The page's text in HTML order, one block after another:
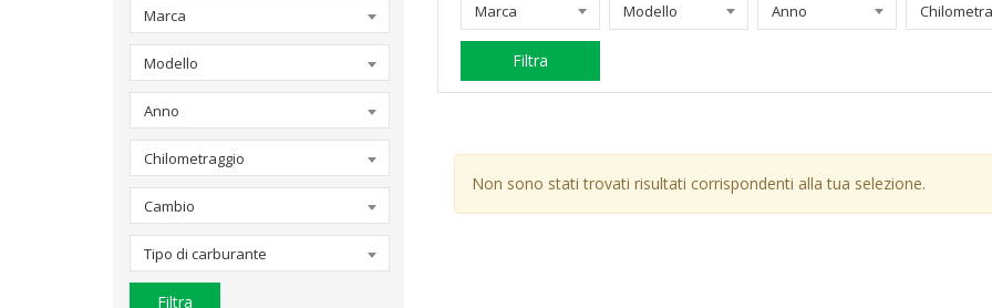
Marca
Modello
Anno
Chilometraggio
Cambio
Tipo di carburante
Filtra
Marca Modello Anno
Filtra
Non sono stati trovati risultati corrispondenti alla tua selezione.